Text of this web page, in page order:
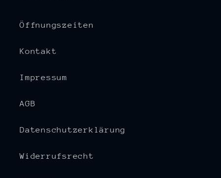
Öffnungszeiten
Kontakt
Impressum
AGB
Datenschutzerklärung
Widerrufsrecht